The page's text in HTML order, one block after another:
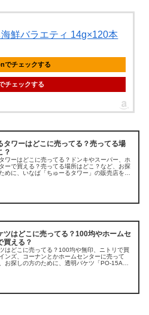
鮮バラエティ 14g×120本
でチェックする
チェックする
タワーはどこに売ってる？売ってる場
？
ワーはどこに売ってる？ドンキやスーパー、ホ
ーで買える？売ってる場所はどこ？など、お探
めに、いなば「ちゅーるタワー」の販売店を調
ツはどこに売ってる？100均やホームセ
買える？
はどこに売ってる？100均や無印、ニトリで買
ンズ、コーナンとかホームセンターに売って
お探しの方のために、透明バケツ「PO-15A」